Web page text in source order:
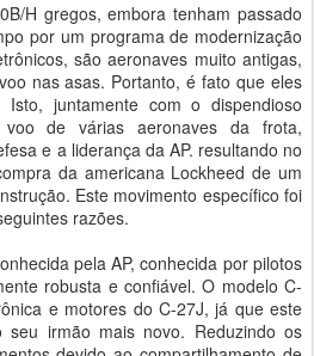
H gregos, embora tenham passado
por um programa de modernização
são aeronaves muito antigas,
nas asas. Portanto, é fato que eles
Isto, juntamente com o dispendioso
de várias aeronaves da frota,
e a liderança da AP. resultando no
da americana Lockheed de um
Este movimento específico foi
razões.
pela AP, conhecida por pilotos
robusta e confiável. O modelo C-
e motores do C-27J, já que este
seu irmão mais novo. Reduzindo os